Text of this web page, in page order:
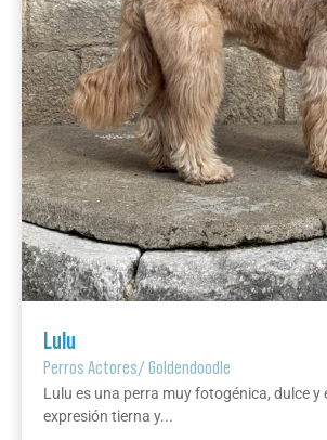
Lulu
Perros Actores/Goldendoodle
Lulu es una perra muy fotogénica, dulce y
expresión tierna y...